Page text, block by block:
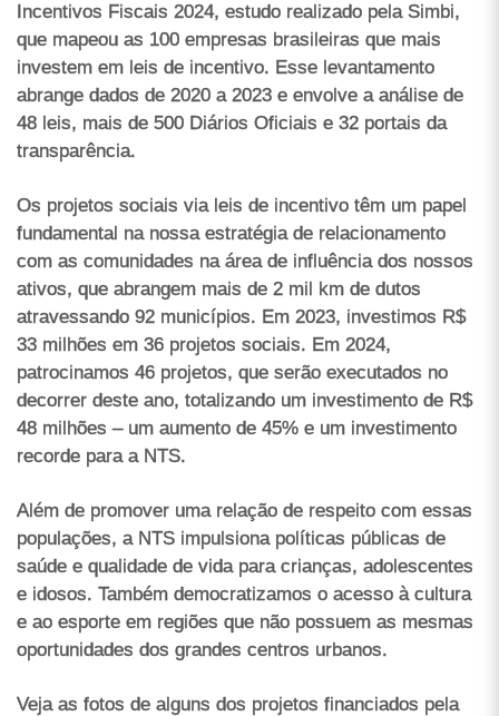
Incentivos Fiscais 2024, estudo realizado pela Simbi,
que mapeou as 100 empresas brasileiras que mais
investem em leis de incentivo. Esse levantamento
abrange dados de 2020 a 2023 e envolve a análise de
48 leis, mais de 500 Diários Oficiais e 32 portais da
transparência.
Os projetos sociais via leis de incentivo têm um papel
fundamental na nossa estratégia de relacionamento
com as comunidades na área de influência dos nossos
ativos, que abrangem mais de 2 mil km de dutos
atravessando 92 municípios. Em 2023, investimos R$
33 milhões em 36 projetos sociais. Em 2024,
patrocinamos 46 projetos, que serão executados no
decorrer deste ano, totalizando um investimento de R$
48 milhões – um aumento de 45% e um investimento
recorde para a NTS.
Além de promover uma relação de respeito com essas
populações, a NTS impulsiona políticas públicas de
saúde e qualidade de vida para crianças, adolescentes
e idosos. Também democratizamos o acesso à cultura
e ao esporte em regiões que não possuem as mesmas
oportunidades dos grandes centros urbanos.
Veja as fotos de alguns dos projetos financiados pela